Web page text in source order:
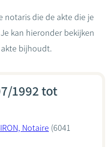
notaris die de akte die je
kan hieronder bekijken
bijhoudt.
1992 tot
Notaire (6041